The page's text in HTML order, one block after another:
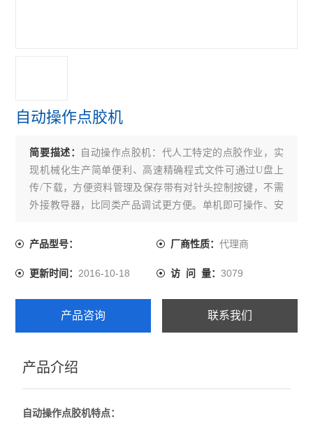
自动操作点胶机
简要描述：
自动操作点胶机：代人工特定的点胶作业，实
现机械化生产简单便利、高速精确程式文件可通过U盘上
传/下载，方便资料管理及保存带有对针头控制按键，不需
外接教导器，比同类产品调试更方便。单机即可操作、安
利，操作设定更是简单
产品型号： 厂商性质： 代理商
更新时间：2016-10-18 访 问 量： 3079
产品咨询 联系我们
产品介绍
自动操作点胶机特点：